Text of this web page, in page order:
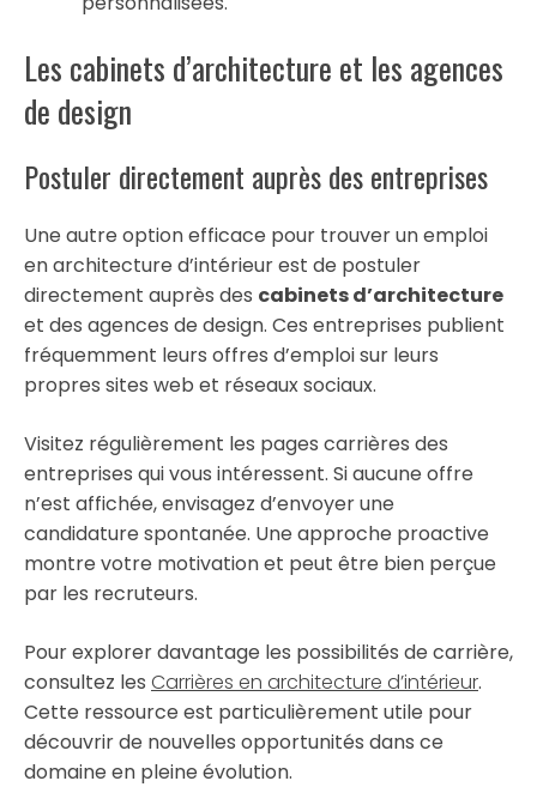
Les cabinets d’architecture et les agences
de design
Postuler directement auprès des entreprises
Une autre option efficace pour trouver un emploi
en architecture d’intérieur est de postuler
directement auprès des cabinets d’architecture
et des agences de design. Ces entreprises publient
fréquemment leurs offres d’emploi sur leurs
propres sites web et réseaux sociaux.
Visitez régulièrement les pages carrières des
entreprises qui vous intéressent. Si aucune offre
n’est affichée, envisagez d’envoyer une
candidature spontanée. Une approche proactive
montre votre motivation et peut être bien perçue
par les recruteurs.
Pour explorer davantage les possibilités de carrière,
consultez les Carrières en architecture d’intérieur.
Cette ressource est particulièrement utile pour
découvrir de nouvelles opportunités dans ce
domaine en pleine évolution.